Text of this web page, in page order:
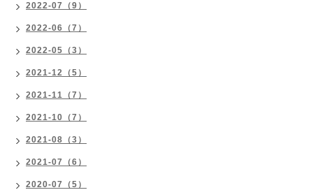
2022-07（9）
2022-06（7）
2022-05（3）
2021-12（5）
2021-11（7）
2021-10（7）
2021-08（3）
2021-07（6）
2020-07（5）